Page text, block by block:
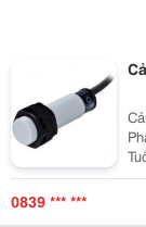
0839 *** ***